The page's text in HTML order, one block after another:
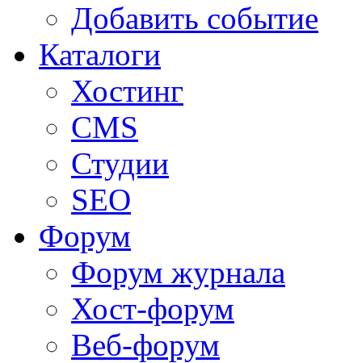
Добавить событие
Каталоги
Хостинг
CMS
Студии
SEO
Форум
Форум журнала
Хост-форум
Веб-форум